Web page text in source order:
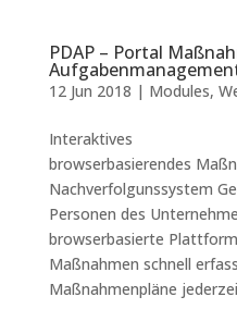
PDAP – Portal
12 Jun 2018 | Modules,
Interaktives
browserbasierendes
Nachverfolgunssystem
Personen des
browserbasierte
Maßnahmen schnell
Maßnahmenpläne